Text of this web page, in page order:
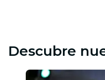
Descubre